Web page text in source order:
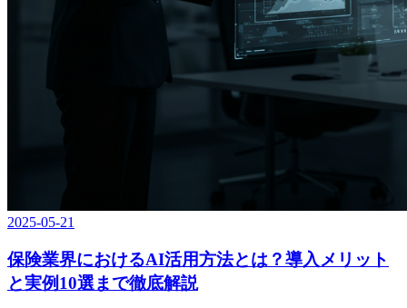
2025-05-21
保険業界におけるAI活用方法とは？導入メリット
と実例10選まで徹底解説